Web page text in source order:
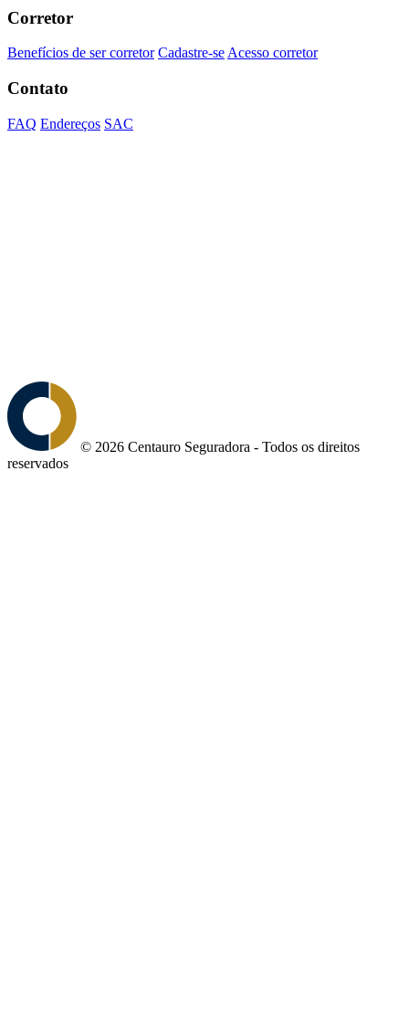
Corretor
Benefícios de ser corretor Cadastre-se Acesso corretor
Contato
FAQ Endereços SAC
© 2026 Centauro Seguradora - Todos os direitos
reservados